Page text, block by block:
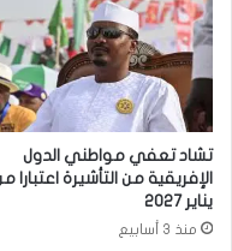
تشاد تعفي مواطني الدول
يناير 2027
منذ 3 أسابيع